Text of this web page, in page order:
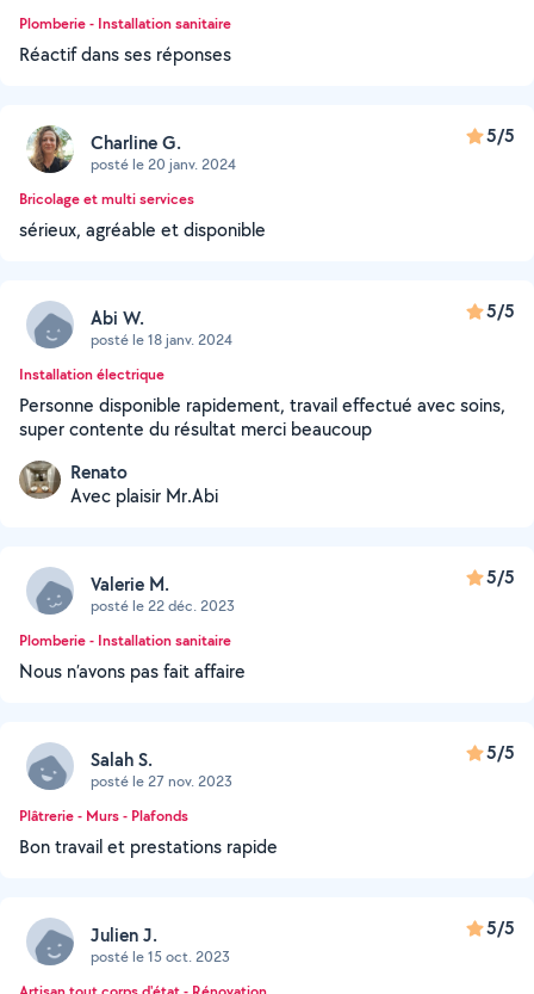
Plomberie - Installation sanitaire
Réactif dans ses réponses
Charline G.
posté le 20 janv. 2024
5/5
Bricolage et multi services
sérieux, agréable et disponible
Abi W.
posté le 18 janv. 2024
5/5
Installation électrique
Personne disponible rapidement, travail effectué avec soins,
super contente du résultat merci beaucoup
Renato
Avec plaisir Mr.Abi
Valerie M.
posté le 22 déc. 2023
5/5
Plomberie - Installation sanitaire
Nous n’avons pas fait affaire
Salah S.
posté le 27 nov. 2023
5/5
Plâtrerie - Murs - Plafonds
Bon travail et prestations rapide
Julien J.
posté le 15 oct. 2023
5/5